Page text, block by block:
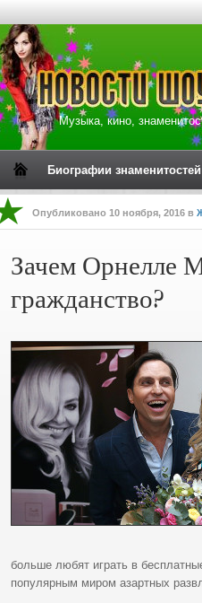
Музыка, кино,
Биографии знаменитостей
Опубликовано 10 ноября, 2016 в
Зачем Орнелле
гражданство?
больше любят играть в
популярным миром азартных